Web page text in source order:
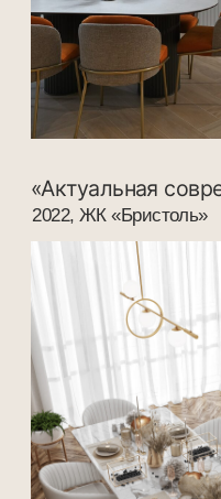
2019г, ЖК «Чехов»
2021, ЖК «Бристоль»
«Морская жемчужина»